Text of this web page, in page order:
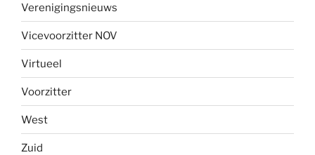
Verenigingsnieuws
Vicevoorzitter NOV
Virtueel
Voorzitter
West
Zuid